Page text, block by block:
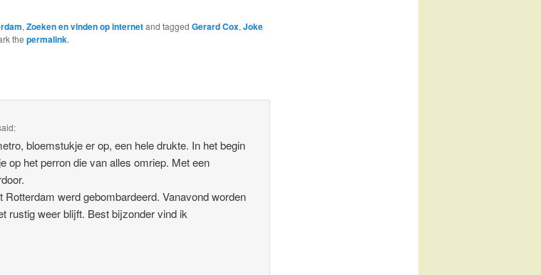
, Zoeken en vinden op internetand tagged Gerard Cox, Joke
the permalink.
bloemstukje er op, een hele drukte. In het begin
op het perron die van alles omriep. Met een
Rotterdam werd gebombardeerd. Vanavond worden
rustig weer blijft. Best bijzonder vind ik